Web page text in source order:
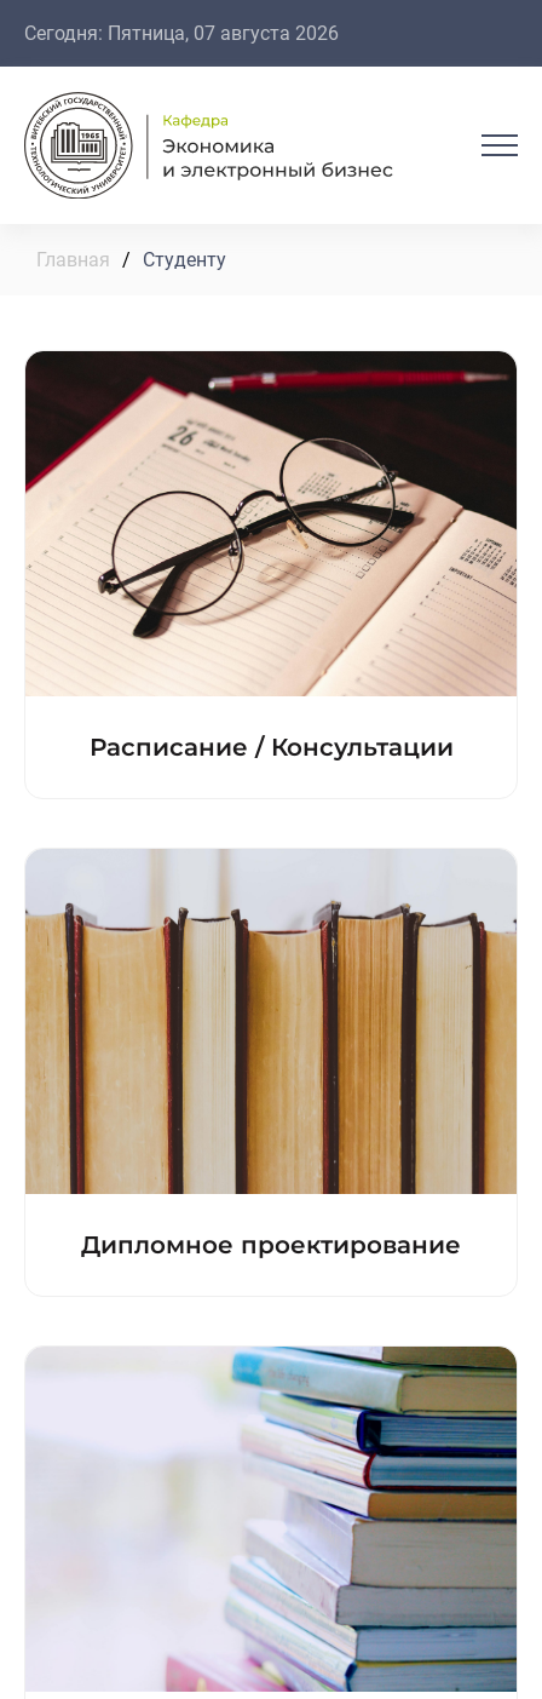
Сегодня: Пятница, 07 августа 2026
Главная / Студенту
Расписание / Консультации
Дипломное проектирование